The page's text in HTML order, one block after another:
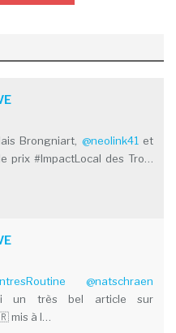
Brongniart, @neolink41 et
prix #ImpactLocal des Tro…
@natschraen
un très bel article sur
mis à l…